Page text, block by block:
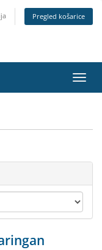
Pregled košarice